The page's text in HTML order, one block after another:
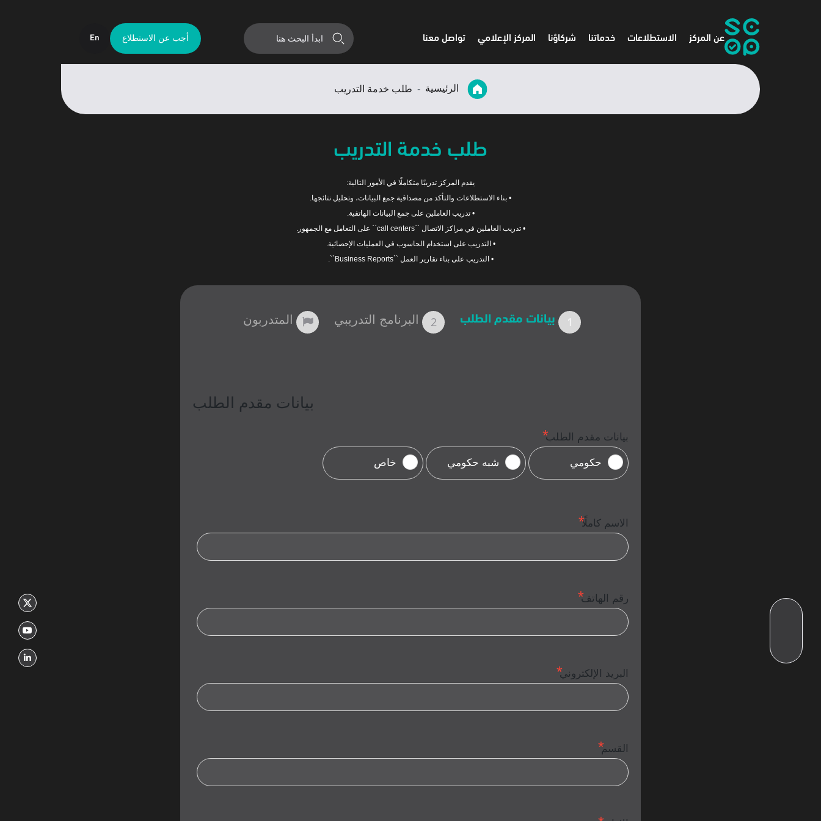
عن المركز الاستطلاعات خدماتنا شركاؤنا المركز الإعلامي تواصل معنا أجب عن الاستطلاع En
الرئيسية طلب خدمة التدريب
طلب خدمة التدريب
يقدم المركز تدريبًا متكاملًا في الأمور التالية:
• بناء الاستطلاعات والتأكد من مصداقية جمع البيانات، وتحليل نتائجها.
• تدريب العاملين على جمع البيانات الهاتفية.
• تدريب العاملين في مراكز الاتصال ``call centers`` على التعامل مع الجمهور.
• التدريب على استخدام الحاسوب في العمليات الإحصائية.
• التدريب على بناء تقارير العمل ``Business Reports``.
بيانات مقدم الطلب البرنامج التدريبي المتدربون
بيانات مقدم الطلب
بيانات مقدم الطلب
حكومي شبه حكومي خاص
الاسم كاملًا
رقم الهاتف
البريد الإلكتروني
القسم